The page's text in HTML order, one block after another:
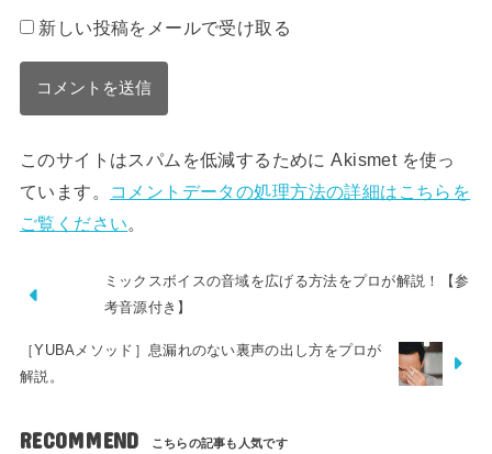
新しい投稿をメールで受け取る
このサイトはスパムを低減するために Akismet を使っ
ています。
コメントデータの処理方法の詳細はこちらを
ご覧ください。
ミックスボイスの音域を広げる方法をプロが解説！【参
考音源付き】
［YUBAメソッド］息漏れのない裏声の出し方をプロが
解説。
RECOMMEND